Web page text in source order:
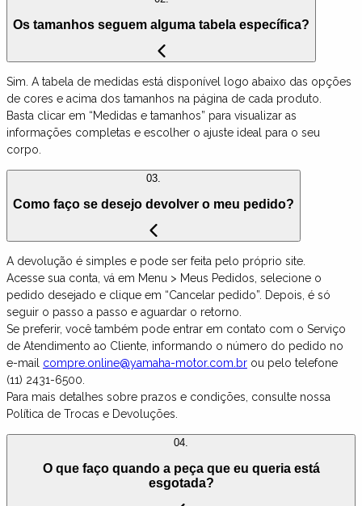
Os tamanhos seguem alguma tabela específica?
Sim. A tabela de medidas está disponível logo abaixo das opções
de cores e acima dos tamanhos na página de cada produto.
Basta clicar em “Medidas e tamanhos” para visualizar as
informações completas e escolher o ajuste ideal para o seu
corpo.
03.
Como faço se desejo devolver o meu pedido?
A devolução é simples e pode ser feita pelo próprio site.
Acesse sua conta, vá em Menu > Meus Pedidos, selecione o
pedido desejado e clique em “Cancelar pedido”. Depois, é só
seguir o passo a passo e aguardar o retorno.
Se preferir, você também pode entrar em contato com o Serviço
de Atendimento ao Cliente, informando o número do pedido no
e-mail compre.online@yamaha-motor.com.br ou pelo telefone
(11) 2431-6500.
Para mais detalhes sobre prazos e condições, consulte nossa
Política de Trocas e Devoluções.
04.
O que faço quando a peça que eu queria está
esgotada?